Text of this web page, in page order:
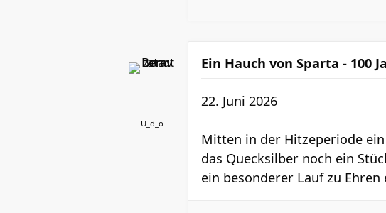
U_d_o
Ein Hauch von Sparta - 100
22. Juni 2026
Mitten in der Hitzeperiode
das Quecksilber noch ein
ein besonderer Lauf zu